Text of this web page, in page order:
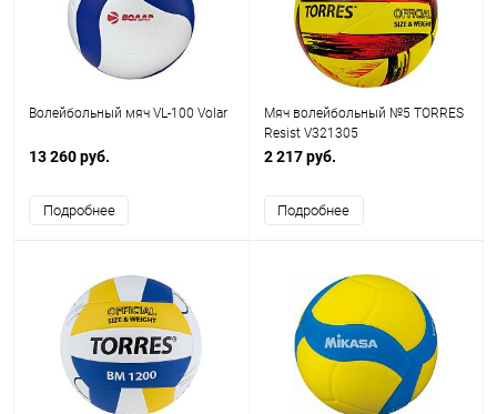
Волейбольный мяч VL-100 Volar
13 260 руб.
Подробнее
Мяч волейбольный №5 TORRES
Resist V321305
2 217 руб.
Подробнее